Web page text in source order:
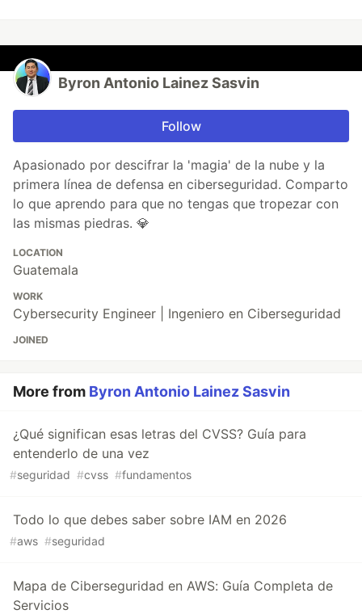
Byron Antonio Lainez Sasvin
Follow
Apasionado por descifrar la 'magia' de la nube y la
primera línea de defensa en ciberseguridad. Comparto
lo que aprendo para que no tengas que tropezar con
las mismas piedras. 💎
LOCATION
Guatemala
WORK
Cybersecurity Engineer | Ingeniero en Ciberseguridad
JOINED
More from Byron Antonio Lainez Sasvin
¿Qué significan esas letras del CVSS? Guía para
entenderlo de una vez
#seguridad #cvss #fundamentos
Todo lo que debes saber sobre IAM en 2026
#aws #seguridad
Mapa de Ciberseguridad en AWS: Guía Completa de
Servicios